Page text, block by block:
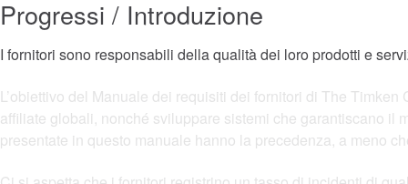
Progressi / Introduzione
I fornitori sono responsabili della qualità dei loro prodotti e
L’obiettivo del Manuale dei requisiti dei fornitori di The
affiliate globali, nonché sviluppare sistemi che garantiscano il
presentate in questo manuale hanno la precedenza, a meno